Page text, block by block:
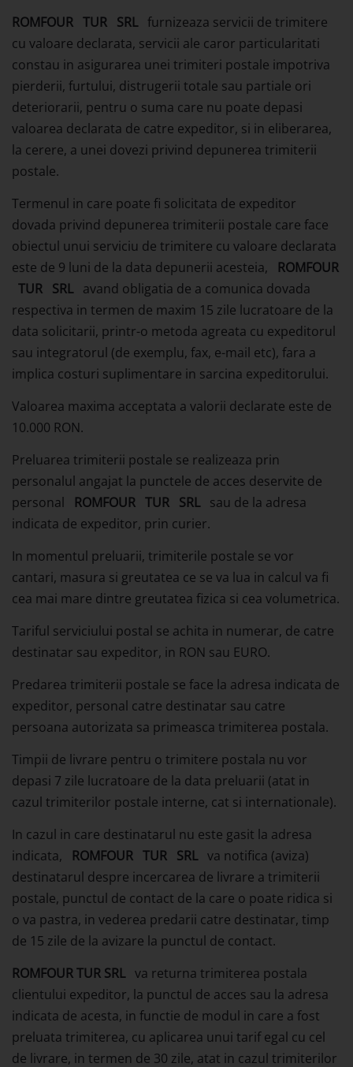
ROMFOUR TUR SRL furnizeaza servicii de trimitere
cu valoare declarata, servicii ale caror particularitati
constau in asigurarea unei trimiteri postale impotriva
pierderii, furtului, distrugerii totale sau partiale ori
deteriorarii, pentru o suma care nu poate depasi
valoarea declarata de catre expeditor, si in eliberarea,
la cerere, a unei dovezi privind depunerea trimiterii
postale.
Termenul in care poate fi solicitata de expeditor
dovada privind depunerea trimiterii postale care face
obiectul unui serviciu de trimitere cu valoare declarata
este de 9 luni de la data depunerii acesteia, ROMFOUR
TUR SRL avand obligatia de a comunica dovada
respectiva in termen de maxim 15 zile lucratoare de la
data solicitarii, printr-o metoda agreata cu expeditorul
sau integratorul (de exemplu, fax, e-mail etc), fara a
implica costuri suplimentare in sarcina expeditorului.
Valoarea maxima acceptata a valorii declarate este de
10.000 RON.
Preluarea trimiterii postale se realizeaza prin
personalul angajat la punctele de acces deservite de
personal ROMFOUR TUR SRL sau de la adresa
indicata de expeditor, prin curier.
In momentul preluarii, trimiterile postale se vor
cantari, masura si greutatea ce se va lua in calcul va fi
cea mai mare dintre greutatea fizica si cea volumetrica.
Tariful serviciului postal se achita in numerar, de catre
destinatar sau expeditor, in RON sau EURO.
Predarea trimiterii postale se face la adresa indicata de
expeditor, personal catre destinatar sau catre
persoana autorizata sa primeasca trimiterea postala.
Timpii de livrare pentru o trimitere postala nu vor
depasi 7 zile lucratoare de la data preluarii (atat in
cazul trimiterilor postale interne, cat si internationale).
In cazul in care destinatarul nu este gasit la adresa
indicata, ROMFOUR TUR SRL va notifica (aviza)
destinatarul despre incercarea de livrare a trimiterii
postale, punctul de contact de la care o poate ridica si
o va pastra, in vederea predarii catre destinatar, timp
de 15 zile de la avizare la punctul de contact.
ROMFOUR TUR SRL va returna trimiterea postala
clientului expeditor, la punctul de acces sau la adresa
indicata de acesta, in functie de modul in care a fost
preluata trimiterea, cu aplicarea unui tarif egal cu cel
de livrare, in termen de 30 zile, atat in cazul trimiterilor